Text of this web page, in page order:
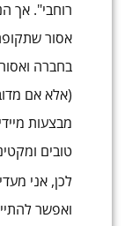
רוחבי". אך
אסור
בחברה
(אלא אם
מבצעות
טובים
לכן, אני
ואפשר